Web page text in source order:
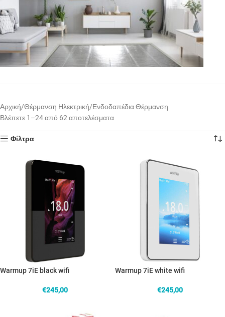
Αρχική Θέρμανση Ηλεκτρική Ενδοδαπέδια Θέρμανση
Βλέπετε 1–24 από 62 αποτελέσματα
Φίλτρα
Warmup 7iE black wifi
€245,00
Warmup 7iE white wifi
€245,00